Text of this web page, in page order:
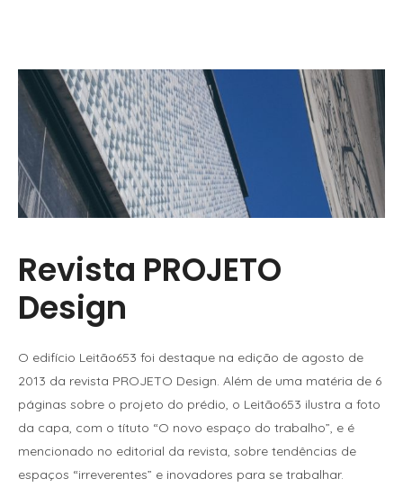
Revista PROJETO
Design
O edifício Leitão653 foi destaque na edição de agosto de
2013 da revista PROJETO Design. Além de uma matéria de 6
páginas sobre o projeto do prédio, o Leitão653 ilustra a foto
da capa, com o títuto “O novo espaço do trabalho”, e é
mencionado no editorial da revista, sobre tendências de
espaços “irreverentes” e inovadores para se trabalhar.